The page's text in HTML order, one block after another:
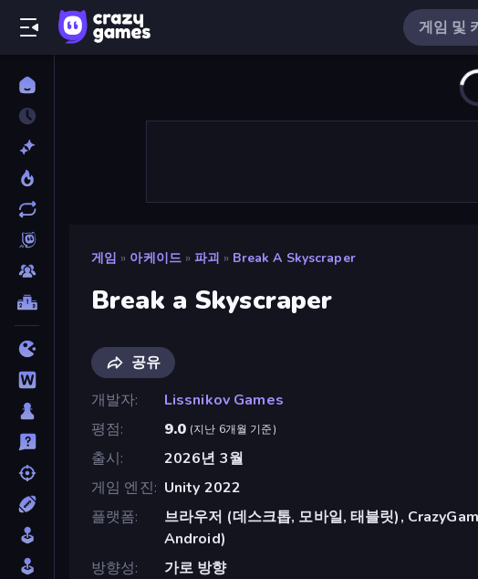
게임 » 아케이드 » 파괴 » Break A Skyscraper
Break a Skyscraper
공유
개발자
Lissnikov Games
평점
9.0 (지난 6개월 기준)
출시
2026년 3월
게임 엔진
Unity 2022
플랫폼
브라우저 (데스크톱, 모바일, 태블릿),
Android)
방향성
가로 방향